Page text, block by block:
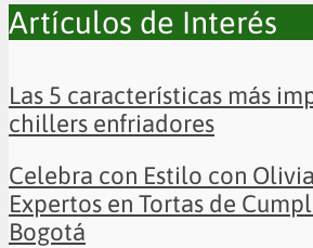
Artículos de Interés
Las 5 características más
chillers enfriadores
Celebra con Estilo con
Expertos en Tortas de
Bogotá